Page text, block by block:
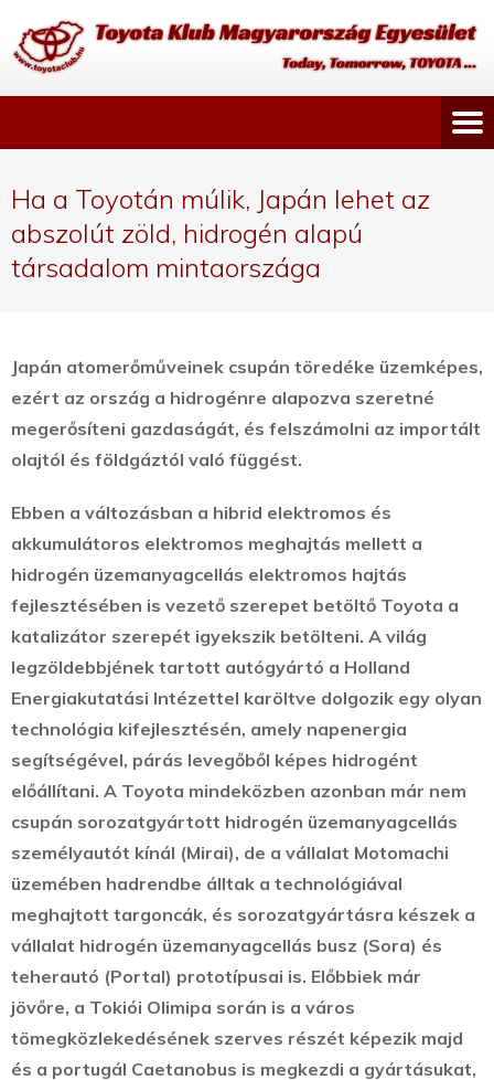
Ha a Toyotán múlik, Japán lehet az
abszolút zöld, hidrogén alapú
társadalom mintaországa
Japán atomerőműveinek csupán töredéke üzemképes,
ezért az ország a hidrogénre alapozva szeretné
megerősíteni gazdaságát, és felszámolni az importált
olajtól és földgáztól való függést.
Ebben a változásban a hibrid elektromos és
akkumulátoros elektromos meghajtás mellett a
hidrogén üzemanyagcellás elektromos hajtás
fejlesztésében is vezető szerepet betöltő Toyota a
katalizátor szerepét igyekszik betölteni. A világ
legzöldebbjének tartott autógyártó a Holland
Energiakutatási Intézettel karöltve dolgozik egy olyan
technológia kifejlesztésén, amely napenergia
segítségével, párás levegőből képes hidrogént
előállítani. A Toyota mindeközben azonban már nem
csupán sorozatgyártott hidrogén üzemanyagcellás
személyautót kínál (Mirai), de a vállalat Motomachi
üzemében hadrendbe álltak a technológiával
meghajtott targoncák, és sorozatgyártásra készek a
vállalat hidrogén üzemanyagcellás busz (Sora) és
teherautó (Portal) prototípusai is. Előbbiek már
jövőre, a Tokiói Olimipa során is a város
tömegközlekedésének szerves részét képezik majd
és a portugál Caetanobus is megkezdi a gyártásukat,